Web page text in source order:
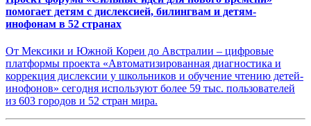
помогает детям с дислексией, билингвам и детям-
инофонам в 52 странах
От Мексики и Южной Кореи до Австралии – цифровые
платформы проекта «Автоматизированная диагностика и
коррекция дислексии у школьников и обучение чтению детей-
инофонов» сегодня используют более 59 тыс. пользователей
из 603 городов и 52 стран мира.